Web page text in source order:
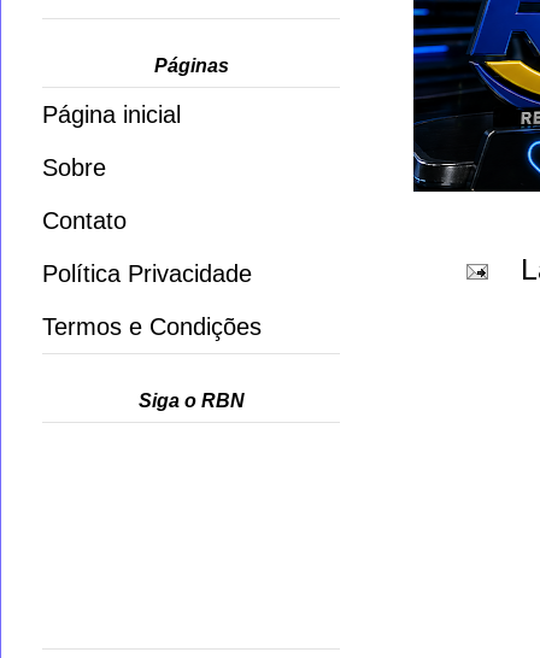
Páginas
Página inicial
Sobre
Contato
Política Privacidade
Termos e Condições
Siga o RBN